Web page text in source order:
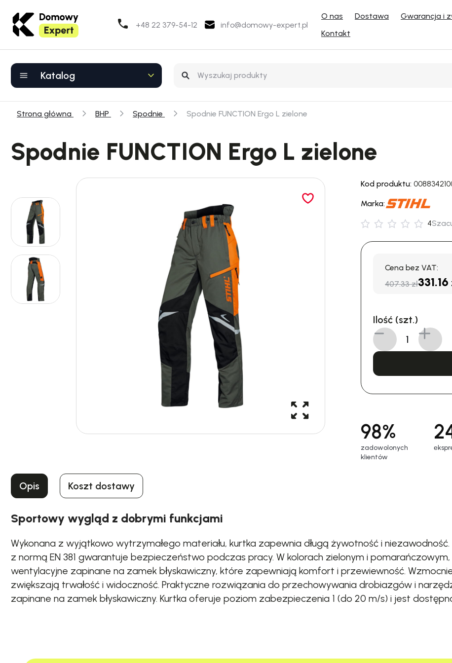
+48 22 379-54-12 info@domowy-expert.pl
O nas Dostawa Gwarancja i
Kontakt
Katalog
Strona główna BHP Spodnie Spodnie FUNCTION Ergo L zielone
Spodnie FUNCTION Ergo L zielone
Kod produktu:
Marka:
4
Cena bez VAT:
407.33 zł331.16
Ilość (szt.)
98%
zadowolonych
klientów
Opis Koszt dostawy
Sportowy wygląd z dobrymi funkcjami
Wykonana z wyjątkowo wytrzymałego materiału, kurtka zapewnia długą żywotność i
z normą EN 381 gwarantuje bezpieczeństwo podczas pracy. W kolorach zielonym i
wentylacyjne zapinane na zamek błyskawiczny, które zapewniają komfort i przewiewność.
zwiększają trwałość i widoczność. Praktyczne rozwiązania do przechowywania drobiazgów i
zapinane na zamek błyskawiczny. Kurtka oferuje poziom zabezpieczenia 1 (do 20 m/s) i jest